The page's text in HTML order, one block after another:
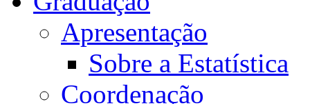
Apresentação
Sobre a Estatística
Coordenação